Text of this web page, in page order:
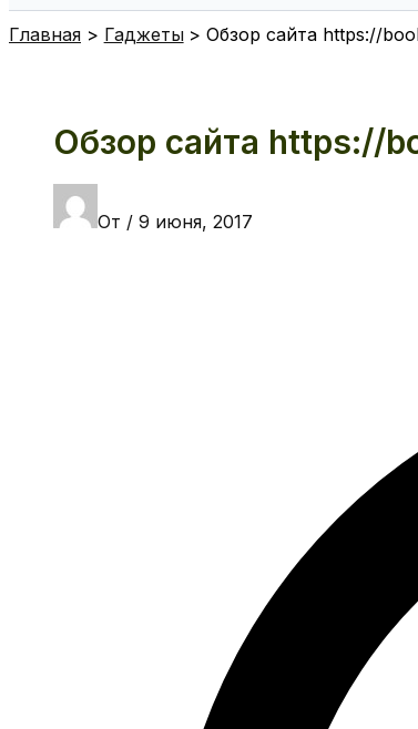
Главная Гаджеты Обзор сайта https://
Обзор сайта https://
От / 9 июня, 2017